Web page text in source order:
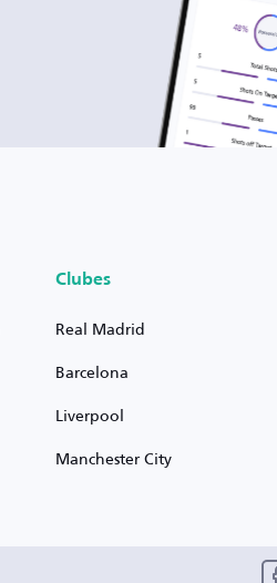
Clubes
Real Madrid
Barcelona
Liverpool
Manchester City